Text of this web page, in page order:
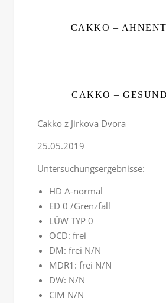
CAKKO –
CAKKO –
Cakko z Jirkova Dvora
25.05.2019
Untersuchungsergebnisse:
HD A-normal
ED 0 /Grenzfall
LÜW TYP 0
OCD: frei
DM: frei N/N
MDR1: frei N/N
DW: N/N
CIM N/N